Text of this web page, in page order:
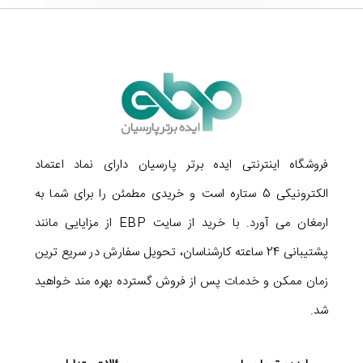
است و اتفاقات غیر قابل پیش بینی باعث آسیب دیدن آن نمی شوند.
تضمین می نماید. پس با خیال راحت از آن برای نصب اپلیکیشن و
ذخیره سازی دیتا استفاده کنید!
فروشگاه اینترنتی ایده برتر پارسیان دارای نماد اعتماد
الکترونیکی 5 ستاره است و خریدی مطمئن را برای شما به
ارمغان می آورد. با خرید از سایت EBP از مزایایی مانند
پشتیبانی 24 ساعته کارشناسان، تحویل سفارش در سریع ترین
زمان ممکن و خدمات پس از فروش گسترده بهره مند خواهید
شد.